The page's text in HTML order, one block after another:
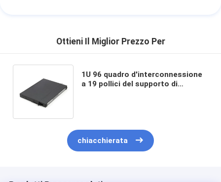
Ottieni Il Miglior Prezzo Per
1U 96 quadro d'interconnessione
a 19 pollici del supporto di
chiacchierata